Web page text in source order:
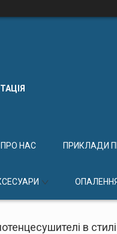
ПРО НАС ПРИКЛАДИ
ОПАЛЕННЯ
в